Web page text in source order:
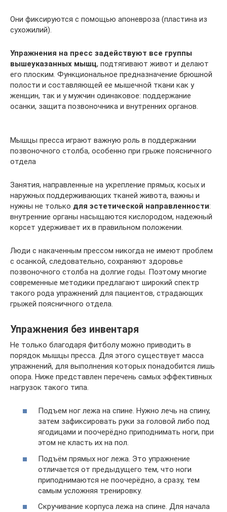
Они фиксируются с помощью апоневроза (пластина из
сухожилий).
Упражнения на пресс задействуют все группы
вышеуказанных мышц, подтягивают живот и делают
его плоским. Функциональное предназначение брюшной
полости и составляющей ее мышечной ткани как у
женщин, так и у мужчин одинаковое: поддержание
осанки, защита позвоночника и внутренних органов.
Мышцы пресса играют важную роль в поддержании
позвоночного столба, особенно при грыже поясничного
отдела
Занятия, направленные на укрепление прямых, косых и
наружных поддерживающих тканей живота, важны и
нужны не только для эстетической направленности:
внутренние органы насыщаются кислородом, надежный
корсет удерживает их в правильном положении.
Люди с накаченным прессом никогда не имеют проблем
с осанкой, следовательно, сохраняют здоровье
позвоночного столба на долгие годы. Поэтому многие
современные методики предлагают широкий спектр
такого рода упражнений для пациентов, страдающих
грыжей поясничного отдела.
Упражнения без инвентаря
Не только благодаря фитболу можно приводить в
порядок мышцы пресса. Для этого существует масса
упражнений, для выполнения которых понадобится лишь
опора. Ниже представлен перечень самых эффективных
нагрузок такого типа.
Подъем ног лежа на спине. Нужно лечь на спину,
затем зафиксировать руки за головой либо под
ягодицами и поочерёдно приподнимать ноги, при
этом не класть их на пол.
Подъём прямых ног лежа. Это упражнение
отличается от предыдущего тем, что ноги
приподнимаются не поочерёдно, а сразу, тем
самым усложняя тренировку.
Скручивание корпуса лежа на спине. Для начала